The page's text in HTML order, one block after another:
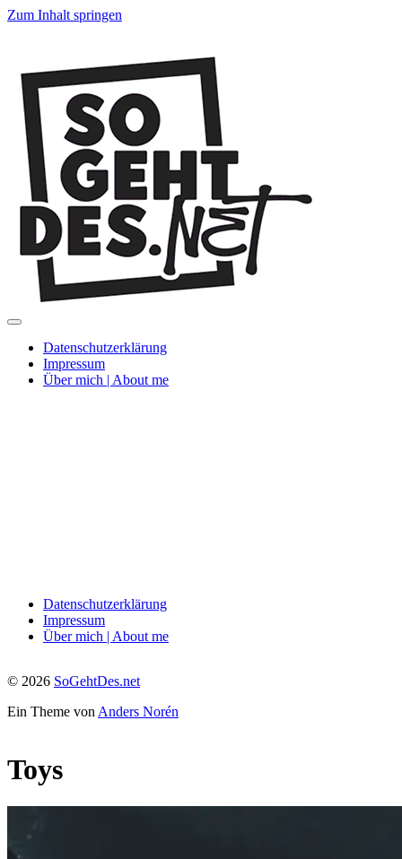
Zum Inhalt springen
Menü
umschaltenDatenschutzerklärung
Impressum
Über mich | About me
Datenschutzerklärung
Impressum
Über mich | About me
© 2026 SoGehtDes.net
Ein Theme von Anders Norén
Toys